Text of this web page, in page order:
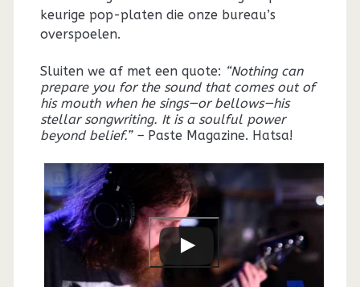
keurige pop-platen die onze bureau’s
overspoelen.
Sluiten we af met een quote: “Nothing can
prepare you for the sound that comes out of
his mouth when he sings—or bellows—his
stellar songwriting. It is a soulful power
beyond belief.” – Paste Magazine. Hatsa!